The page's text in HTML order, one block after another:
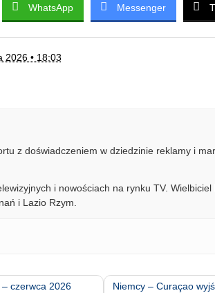
WhatsApp Messenger
2026 • 18:03
z doświadczeniem w dziedzinie reklamy i
i nowościach na rynku TV.
i Lazio Rzym.
– czerwca 2026
Niemcy – Curaçao